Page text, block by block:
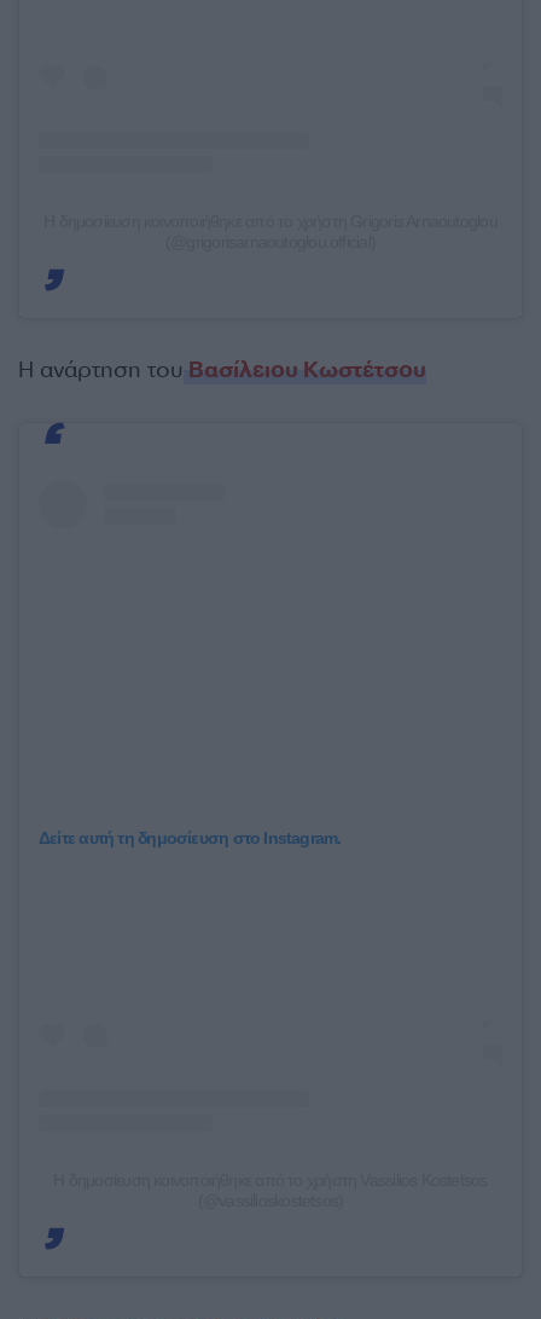
Η ανάρτηση του Βασίλειου Κωστέτσου
Δείτε αυτή τη δημοσίευση στο Instagram.